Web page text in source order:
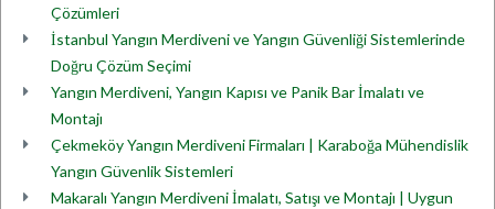
Çözümleri
İstanbul Yangın Merdiveni ve Yangın Güvenliği Sistemlerinde
Doğru Çözüm Seçimi
Yangın Merdiveni, Yangın Kapısı ve Panik Bar İmalatı ve
Montajı
Çekmeköy Yangın Merdiveni Firmaları | Karaboğa Mühendislik
Yangın Güvenlik Sistemleri
Makaralı Yangın Merdiveni İmalatı, Satışı ve Montajı | Uygun